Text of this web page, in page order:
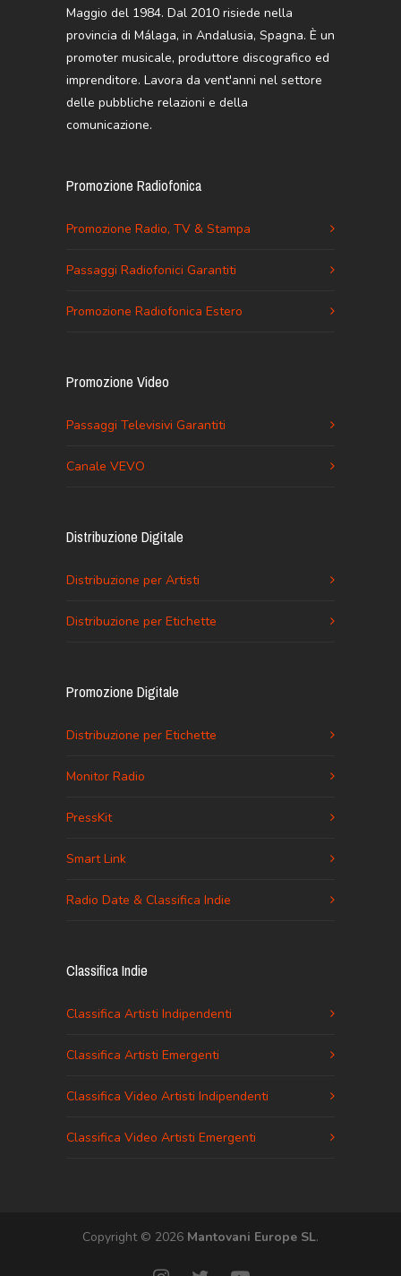
Maggio del 1984. Dal 2010 risiede nella
provincia di Málaga, in Andalusia, Spagna. È un
promoter musicale, produttore discografico ed
imprenditore. Lavora da vent'anni nel settore
delle pubbliche relazioni e della
comunicazione.
Promozione Radiofonica
Promozione Radio, TV & Stampa
Passaggi Radiofonici Garantiti
Promozione Radiofonica Estero
Promozione Video
Passaggi Televisivi Garantiti
Canale VEVO
Distribuzione Digitale
Distribuzione per Artisti
Distribuzione per Etichette
Promozione Digitale
Distribuzione per Etichette
Monitor Radio
PressKit
Smart Link
Radio Date & Classifica Indie
Classifica Indie
Classifica Artisti Indipendenti
Classifica Artisti Emergenti
Classifica Video Artisti Indipendenti
Classifica Video Artisti Emergenti
Copyright © 2026 Mantovani Europe SL.